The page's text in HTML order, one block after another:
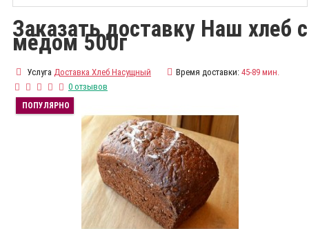
Заказать доставку Наш хлеб с
мёдом 500г
Услуга Доставка Хлеб Насущный Время доставки: 45-89 мин.
0 отзывов
ПОПУЛЯРНО